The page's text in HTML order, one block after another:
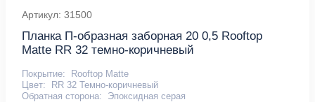
Артикул: 31500
Планка П-образная заборная 20 0,5 Rooftop
Matte RR 32 темно-коричневый
Покрытие:
Rooftop Matte
Цвет:
RR 32 Темно-коричневый
Обратная сторона:
Эпоксидная серая